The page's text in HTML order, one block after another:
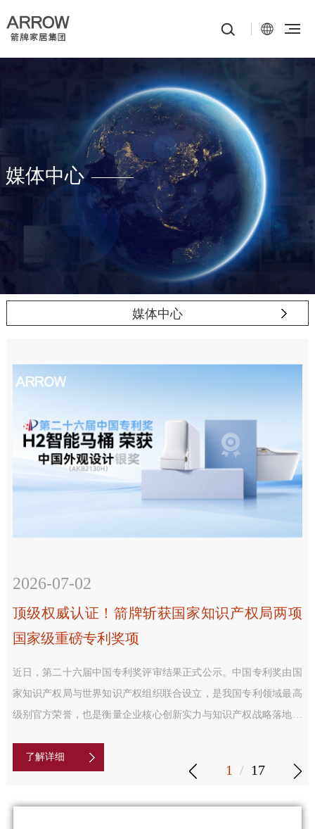
媒体中心
媒体中心
2026-07-02
顶级权威认证！箭牌斩获国家知识产权局两项
国家级重磅专利奖项
近日，第二十六届中国专利奖评审结果正式公示。中国专利奖由国
家知识产权局与世界知识产权组织联合设立，是我国专利领域最高
级别官方荣誉，也是衡量企业核心创新实力与知识产权战略落地成
了解详细
1 / 17